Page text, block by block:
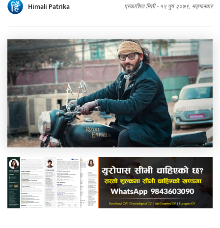
Himali Patrika प्रकाशित मिती - १९ पुष २०७९, मङ्गलवार